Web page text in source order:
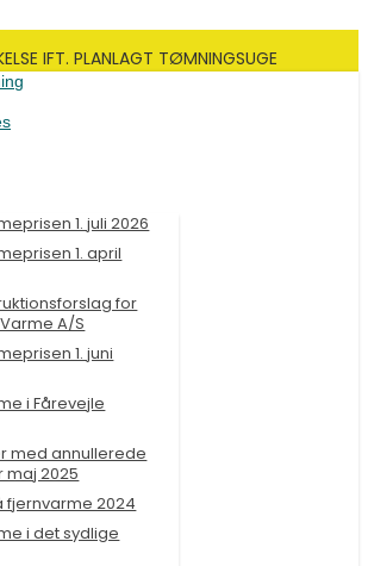
IFT. PLANLAGT TØMNINGSUGE
1. juli 2026
1. april
for
A/S
1. juni
i Fårevejle
med annullerede
maj 2025
fjernvarme 2024
i det sydlige